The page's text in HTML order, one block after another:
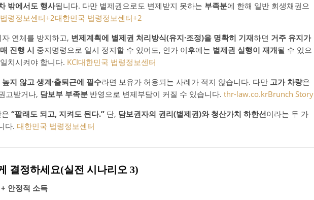
밖에서도 행사됩니다. 다만 별제권으로도 변제받지 못하는 부족분에 한해 일반 회생채권으
령정보센터+2대한민국 법령정보센터+2
자 연체를 방지하고, 변제계획에 별제권 처리방식(유지·조정)을 명확히 기재하면 거주 유지가
진행 시 중지명령으로 일시 정지할 수 있어도, 인가 이후에는 별제권 실행이 재개될 수 있으
치시켜야 합니다. KCI대한민국 법령정보센터
지 않고 생계·출퇴근에 필수라면 보유가 허용되는 사례가 적지 않습니다. 다만 고가 차량은
고받거나, 담보부 부족분 반영으로 변제부담이 커질 수 있습니다. thr-law.co.krBrunch Story
“팔래도 되고, 지켜도 된다.” 단, 담보권자의 권리(별제권)와 청산가치 하한선이라는 두 가
다. 대한민국 법령정보센터
결정하세요(실전 시나리오 3)
안정적 소득